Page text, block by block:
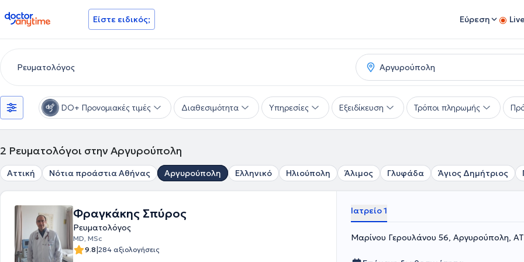
doctoranytime Είστε ειδικός; Εύρεση
DO+ Προνομιακές τιμές Διαθεσιμότητα Υπηρεσίες Εξειδίκευση Τρόποι πληρωμής
2 Ρευματολόγοι στην Αργυρούπολη
Αττική Νότια προάστια Αθήνας Αργυρούπολη Ελληνικό Ηλιούπολη Άλιμος Γλυφάδα Άγιος Δημήτριος
Φραγκάκης Σπύρος
Ρευματολόγος
MD, MSc
9.8|284 αξιολογήσεις
Ιατρείο 1
Μαρίνου Γερουλάνου 56, Αργυρούπολη,